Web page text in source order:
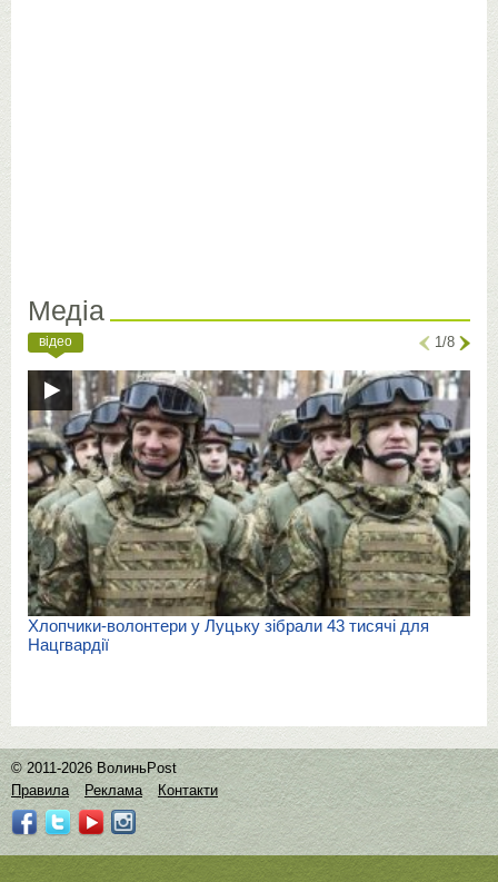
Медіа
відео 1/8
Хлопчики-волонтери у Луцьку зібрали 43 тисячі для
Нацгвардії
© 2011-2026 ВолиньPost
Правила
Реклама Контакти